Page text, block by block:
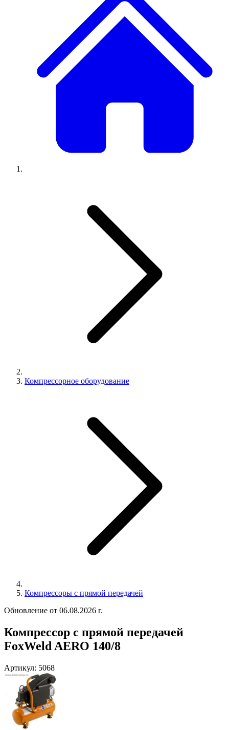
Компрессорное оборудование
Компрессоры с прямой передачей
Обновление от 06.08.2026 г.
Компрессор с прямой передачей
FoxWeld AERO 140/8
Артикул: 5068